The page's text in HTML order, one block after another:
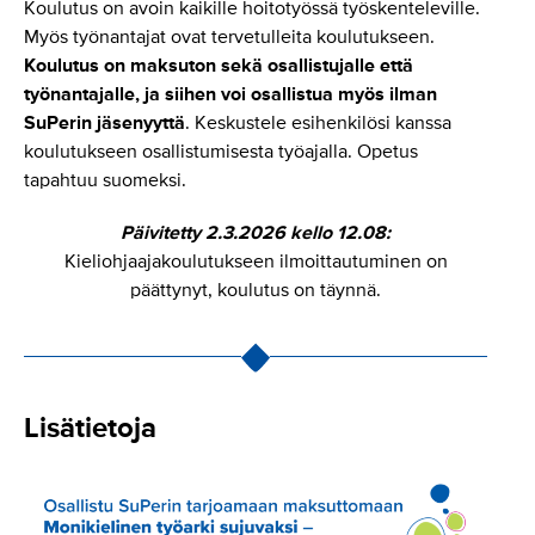
Koulutus on avoin kaikille hoitotyössä työskenteleville.
Myös työnantajat ovat tervetulleita koulutukseen.
Koulutus on maksuton sekä osallistujalle että
työnantajalle, ja siihen voi osallistua myös ilman
SuPerin jäsenyyttä. Keskustele esihenkilösi kanssa
koulutukseen osallistumisesta työajalla. Opetus
tapahtuu suomeksi.
Päivitetty 2.3.2026 kello 12.08:
Kieliohjaajakoulutukseen ilmoittautuminen on
päättynyt, koulutus on täynnä.
Lisätietoja